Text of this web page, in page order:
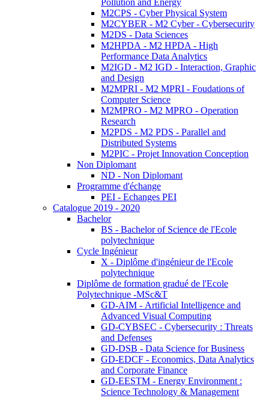
Pollution and Energy
M2CPS - Cyber Physical System
M2CYBER - M2 Cyber - Cybersecurity
M2DS - Data Sciences
M2HPDA - M2 HPDA - High
Performance Data Analytics
M2IGD - M2 IGD - Interaction, Graphic
and Design
M2MPRI - M2 MPRI - Foudations of
Computer Science
M2MPRO - M2 MPRO - Operation
Research
M2PDS - M2 PDS - Parallel and
Distributed Systems
M2PIC - Projet Innovation Conception
Non Diplomant
ND - Non Diplomant
Programme d'échange
PEI - Echanges PEI
Catalogue 2019 - 2020
Bachelor
BS - Bachelor of Science de l'Ecole
polytechnique
Cycle Ingénieur
X - Diplôme d'ingénieur de l'Ecole
polytechnique
Diplôme de formation gradué de l'Ecole
Polytechnique -MSc&T
GD-AIM - Artificial Intelligence and
Advanced Visual Computing
GD-CYBSEC - Cybersecurity : Threats
and Defenses
GD-DSB - Data Science for Business
GD-EDCF - Economics, Data Analytics
and Corporate Finance
GD-EESTM - Energy Environment :
Science Technology & Management